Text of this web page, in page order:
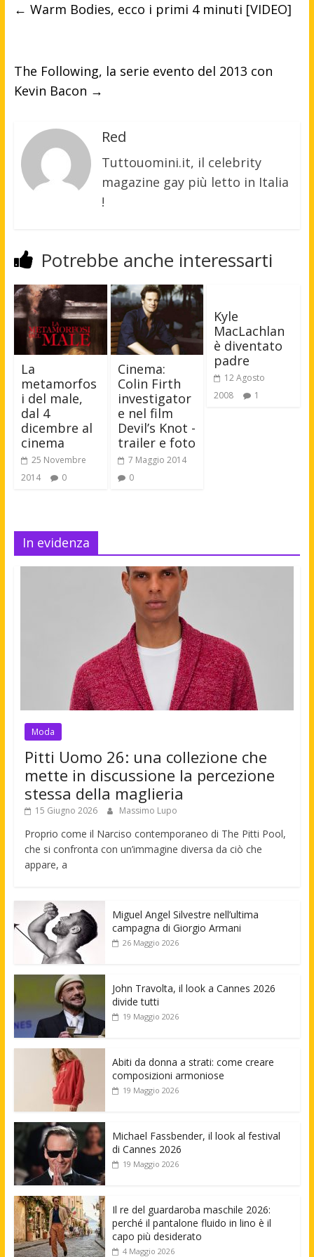
← Warm Bodies, ecco i primi 4 minuti [VIDEO]
The Following, la serie evento del 2013 con
Kevin Bacon →
Red
Tuttouomini.it, il celebrity
magazine gay più letto in Italia
!
Potrebbe anche interessarti
La
metamorfos
i del male,
dal 4
dicembre al
cinema
25 Novembre
2014
0
Cinema:
Colin Firth
investigator
e nel film
Devil’s Knot -
trailer e foto
7 Maggio 2014
0
Kyle
MacLachlan
è diventato
padre
12 Agosto
2008
1
In evidenza
Moda
Pitti Uomo 26: una collezione che
mette in discussione la percezione
stessa della maglieria
15 Giugno 2026 Massimo Lupo
Proprio come il Narciso contemporaneo di The Pitti Pool,
che si confronta con un’immagine diversa da ciò che
appare, a
Miguel Angel Silvestre nell’ultima
campagna di Giorgio Armani
26 Maggio 2026
John Travolta, il look a Cannes 2026
divide tutti
19 Maggio 2026
Abiti da donna a strati: come creare
composizioni armoniose
19 Maggio 2026
Michael Fassbender, il look al festival
di Cannes 2026
19 Maggio 2026
Il re del guardaroba maschile 2026:
perché il pantalone fluido in lino è il
capo più desiderato
4 Maggio 2026